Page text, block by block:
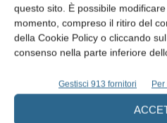
questo sito. È possibile
momento, compreso il ritiro del
della Cookie Policy o cliccando
consenso nella parte inferiore
Gestisci 913 fornitori
Gestione con laser
Roberta Iaria, Gloria Bortolotti,